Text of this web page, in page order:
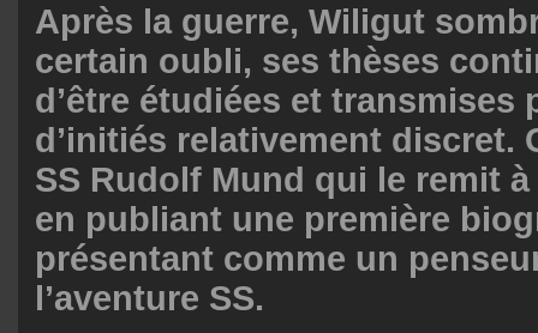
Après la guerre, Wiligut
certain oubli, ses thèses
d’être étudiées et transmises
d’initiés relativement discret.
SS Rudolf Mund qui le remit à
en publiant une première
présentant comme un
l’aventure SS.